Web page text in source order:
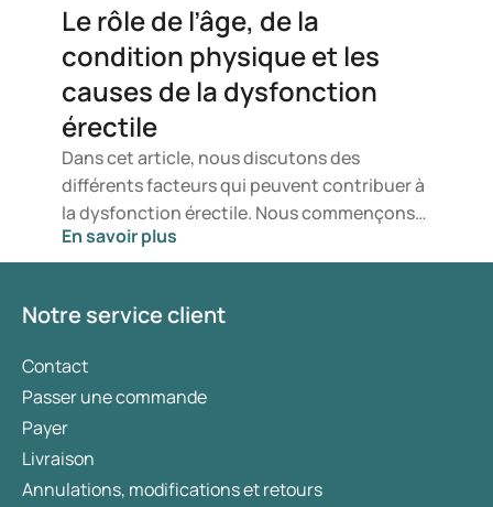
Le rôle de l’âge, de la
condition physique et les
causes de la dysfonction
érectile
Dans cet article, nous discutons des
différents facteurs qui peuvent contribuer à
la dysfonction érectile. Nous commençons
par le rôle de l’âge et de l’état des veines sur
l’apparition des problèmes d’érection.
physiques et psychologiques possibles de la
En savoir plus
Notre service client
Contact
Passer une commande
Payer
Livraison
Annulations, modifications et retours